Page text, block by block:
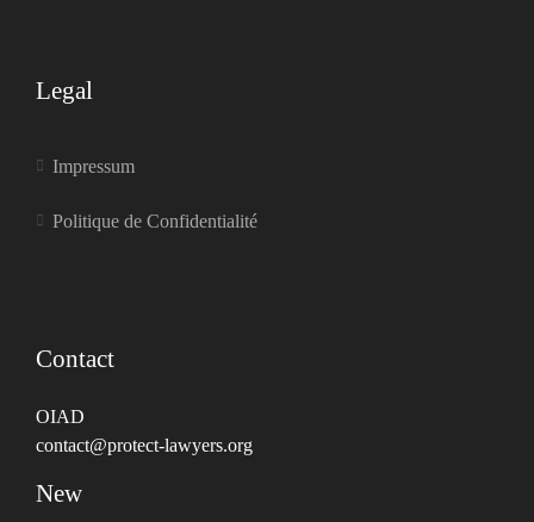
Legal
Impressum
Politique de Confidentialité
Contact
OIAD
contact@protect-lawyers.org
New